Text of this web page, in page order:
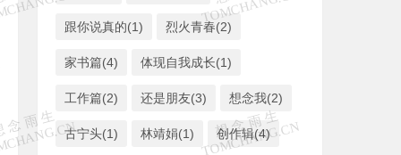
跟你说真的(1) 烈火青春(2)
家书篇(4) 体现自我成长(1)
工作篇(2) 还是朋友(3) 想念我(2)
古宁头(1) 林靖娟(1) 创作辑(4)